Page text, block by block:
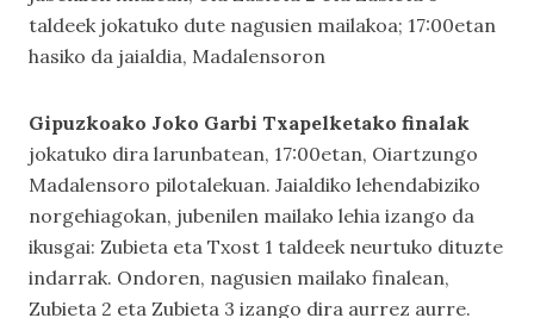
taldeek jokatuko dute nagusien mailakoa; 17:00etan
hasiko da jaialdia, Madalensoron
Gipuzkoako Joko Garbi Txapelketako finalak
jokatuko dira larunbatean, 17:00etan, Oiartzungo
Madalensoro pilotalekuan. Jaialdiko lehendabiziko
norgehiagokan, jubenilen mailako lehia izango da
ikusgai: Zubieta eta Txost 1 taldeek neurtuko dituzte
indarrak. Ondoren, nagusien mailako finalean,
Zubieta 2 eta Zubieta 3 izango dira aurrez aurre.